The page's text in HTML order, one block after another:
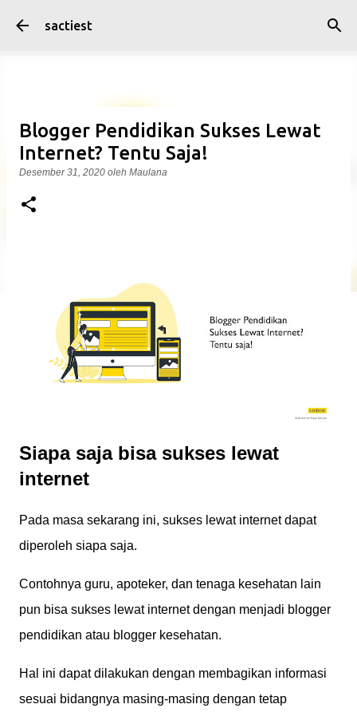
sactiest
Blogger Pendidikan Sukses Lewat
Internet? Tentu Saja!
Desember 31, 2020 oleh Maulana
Siapa saja bisa sukses lewat
internet
Pada masa sekarang ini, sukses lewat internet dapat
diperoleh siapa saja.
Contohnya guru, apoteker, dan tenaga kesehatan lain
pun bisa sukses lewat internet dengan menjadi blogger
pendidikan atau blogger kesehatan.
Hal ini dapat dilakukan dengan membagikan informasi
sesuai bidangnya masing-masing dengan tetap